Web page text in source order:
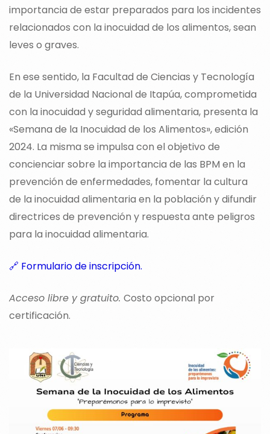
importancia de estar preparados para los incidentes
relacionados con la inocuidad de los alimentos, sean
leves o graves.
En ese sentido, la Facultad de Ciencias y Tecnología
de la Universidad Nacional de Itapúa, comprometida
con la inocuidad y seguridad alimentaria, presenta la
«Semana de la Inocuidad de los Alimentos», edición
2024. La misma se impulsa con el objetivo de
concienciar sobre la importancia de las BPM en la
prevención de enfermedades, fomentar la cultura
de la inocuidad alimentaria en la población y difundir
directrices de prevención y respuesta ante peligros
para la inocuidad alimentaria.
🔗 Formulario de inscripción.
Acceso libre y gratuito. Costo opcional por
certificación.